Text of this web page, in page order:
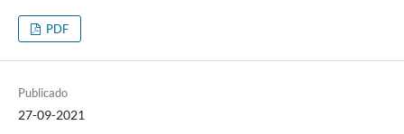
PDF
Publicado
27-09-2021